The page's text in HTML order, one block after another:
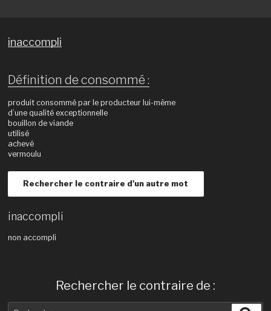
inaccompli
Définition de consommé :
produit consommé par le producteur lui-même
d’une qualité exceptionnelle
bouillon de viande
utilisé
achevé
vermoulu
Rechercher le contraire d'un autre mot
inaccompli
non accompli
Rechercher le contraire de :